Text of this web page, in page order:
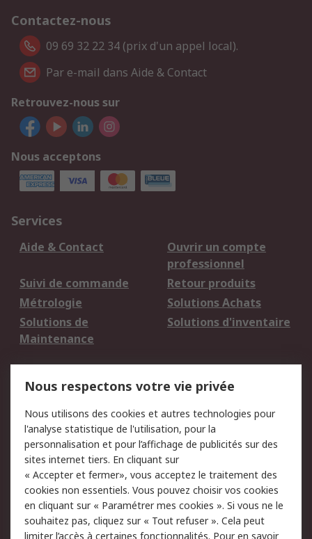
Contactez-nous
09 69 32 22 34 (prix d'un appel local).
Par e-mail dans Aide & Contact
Retrouvez-nous sur
Nous acceptons
Services
Aide & Contact
Ouvrir un compte
professionnel
Suivi de commande
Retour produits
Métrologie
Solutions Achats
Solutions de
Maintenance
Solutions d'inventaire
du site
Politique de protection
des données - Mise à
jour
Sécurité des E-mails
Conditions générales
de vente
Politique anti-
corruption
Campagnes marketing
Nous respectons votre vie privée
Nous utilisons des cookies et autres technologies pour
l'analyse statistique de l'utilisation, pour la
personnalisation et pour l’affichage de publicités sur des
sites internet tiers. En cliquant sur
« Accepter et fermer», vous acceptez le traitement des
cookies non essentiels. Vous pouvez choisir vos cookies
en cliquant sur « Paramétrer mes cookies ». Si vous ne le
souhaitez pas, cliquez sur « Tout refuser ». Cela peut
limiter l’accès à certaines fonctionnalités. Pour en savoir